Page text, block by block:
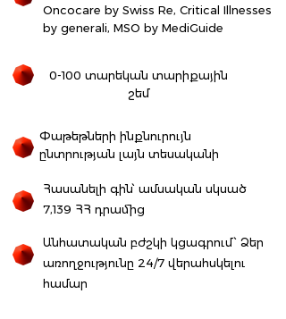
Oncocare by Swiss Re, Critical Illnesses
by generali, MSO by MediGuide
0-100 տարեկան տարիքային
շեմ
Փաթեթների ինքնուրույն
ընտրության լայն տեսականի
Հասանելի գին՝ ամսական սկսած
7,139 ՀՀ դրամից
Անհատական բժշկի կցագրում՝ Ձեր
առողջությունը 24/7 վերահսկելու
համար